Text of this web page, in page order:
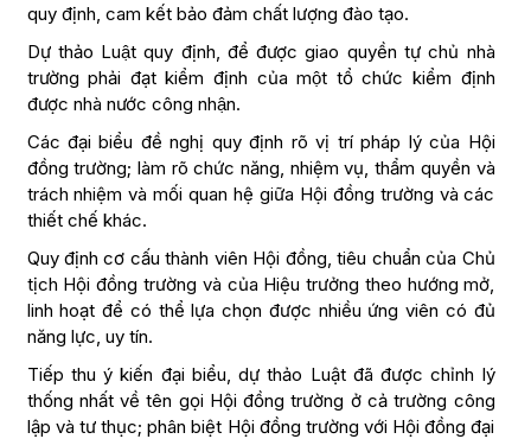
quy định, cam kết bảo đảm chất lượng đào tạo.
Dự thảo Luật quy định, để được giao quyền tự chủ nhà
trường phải đạt kiểm định của một tổ chức kiểm định
được nhà nước công nhận.
Các đại biểu đề nghị quy định rõ vị trí pháp lý của Hội
đồng trường; làm rõ chức năng, nhiệm vụ, thẩm quyền và
trách nhiệm và mối quan hệ giữa Hội đồng trường và các
thiết chế khác.
Quy định cơ cấu thành viên Hội đồng, tiêu chuẩn của Chủ
tịch Hội đồng trường và của Hiệu trưởng theo hướng mở,
linh hoạt để có thể lựa chọn được nhiều ứng viên có đủ
năng lực, uy tín.
Tiếp thu ý kiến đại biểu, dự thảo Luật đã được chỉnh lý
thống nhất về tên gọi Hội đồng trường ở cả trường công
lập và tư thục; phân biệt Hội đồng trường với Hội đồng đại